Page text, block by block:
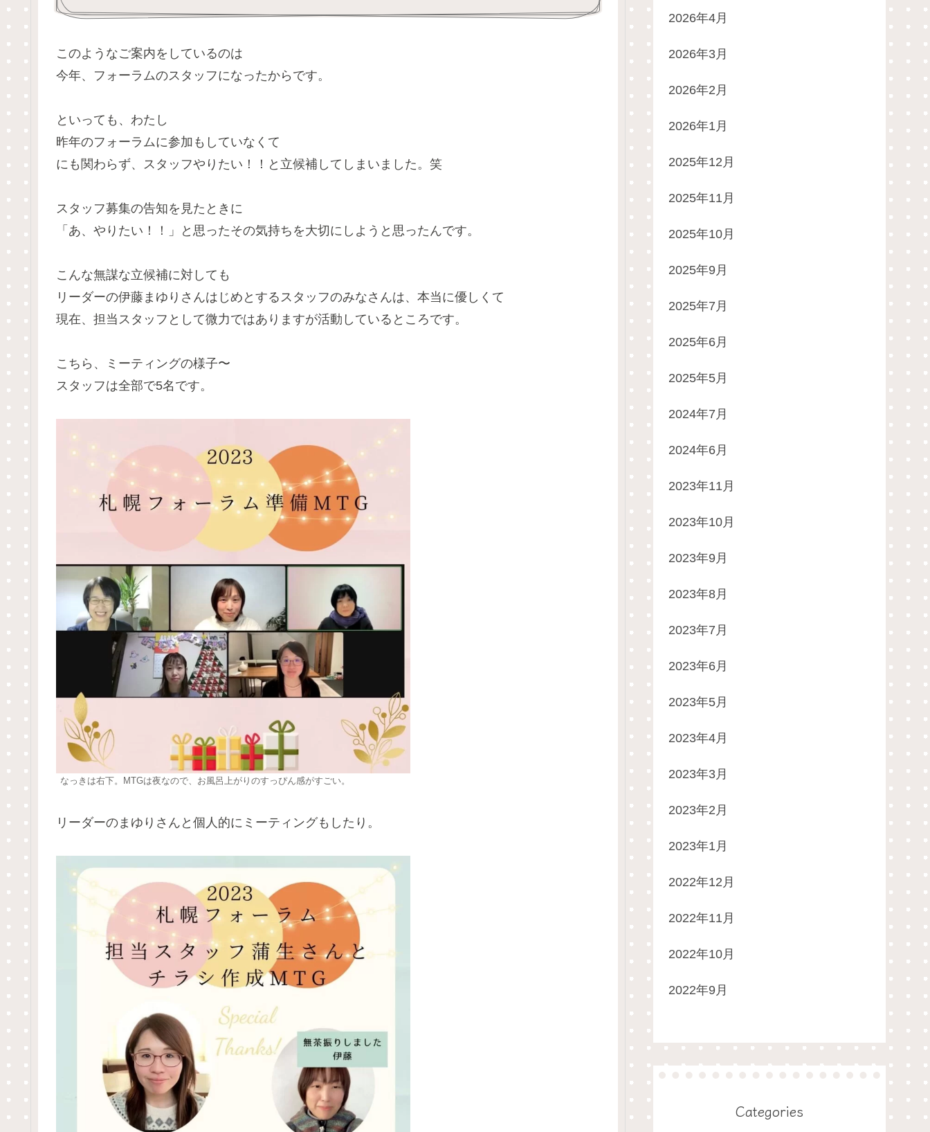
このようなご案内をしているのは
今年、フォーラムのスタッフになったからです。
といっても、わたし
昨年のフォーラムに参加もしていなくて
にも関わらず、スタッフやりたい！！と立候補してしまいました。笑
スタッフ募集の告知を見たときに
「あ、やりたい！！」と思ったその気持ちを大切にしようと思ったんです。
こんな無謀な立候補に対しても
リーダーの伊藤まゆりさんはじめとするスタッフのみなさんは、本当に優しくて
現在、担当スタッフとして微力ではありますが活動しているところです。
こちら、ミーティングの様子〜
スタッフは全部で5名です。
なっきは右下。MTGは夜なので、お風呂上がりのすっぴん感がすごい。
リーダーのまゆりさんと個人的にミーティングもしたり。
2026年4月
2026年3月
2026年2月
2026年1月
2025年12月
2025年11月
2025年10月
2025年9月
2025年7月
2025年6月
2025年5月
2024年7月
2024年6月
2023年11月
2023年10月
2023年9月
2023年8月
2023年7月
2023年6月
2023年5月
2023年4月
2023年3月
2023年2月
2023年1月
2022年12月
2022年11月
2022年10月
2022年9月
Categories